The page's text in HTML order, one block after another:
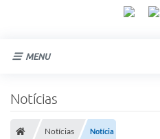
MENU
Notícias
Notícias Notícia